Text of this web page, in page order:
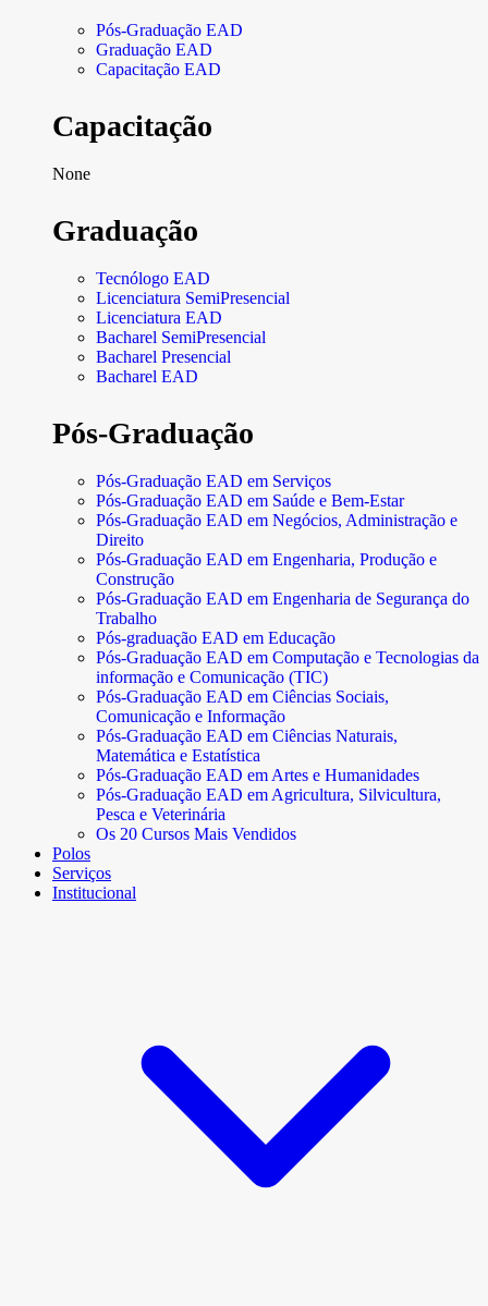
Pós-Graduação EAD
Graduação EAD
Capacitação EAD
Capacitação
None
Graduação
Tecnólogo EAD
Licenciatura SemiPresencial
Licenciatura EAD
Bacharel SemiPresencial
Bacharel Presencial
Bacharel EAD
Pós-Graduação
Pós-Graduação EAD em Serviços
Pós-Graduação EAD em Saúde e Bem-Estar
Pós-Graduação EAD em Negócios, Administração e
Direito
Pós-Graduação EAD em Engenharia, Produção e
Construção
Pós-Graduação EAD em Engenharia de Segurança do
Trabalho
Pós-graduação EAD em Educação
Pós-Graduação EAD em Computação e Tecnologias da
informação e Comunicação (TIC)
Pós-Graduação EAD em Ciências Sociais,
Comunicação e Informação
Pós-Graduação EAD em Ciências Naturais,
Matemática e Estatística
Pós-Graduação EAD em Artes e Humanidades
Pós-Graduação EAD em Agricultura, Silvicultura,
Pesca e Veterinária
Os 20 Cursos Mais Vendidos
Polos
Serviços
Institucional